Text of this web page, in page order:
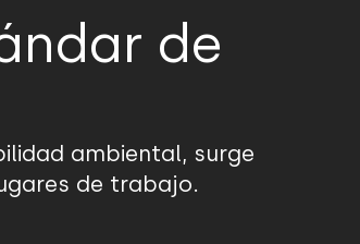
de
ambiental, surge
de trabajo.